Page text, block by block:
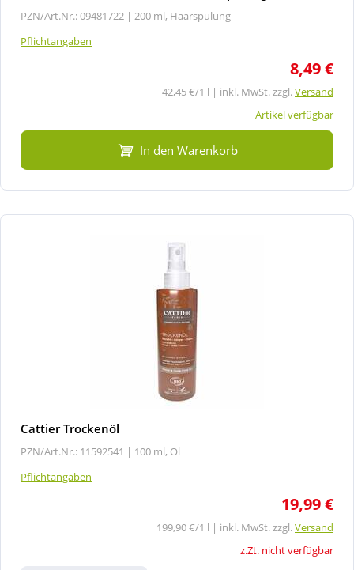
PZN/Art.Nr.: 09481722 | 200 ml, Haarspülung
Pflichtangaben
8,49 €
42,45 €/1 l | inkl. MwSt. zzgl.Versand
Artikel verfügbar
In den Warenkorb
Cattier Trockenöl
PZN/Art.Nr.: 11592541 | 100 ml, Öl
Pflichtangaben
19,99 €
199,90 €/1 l | inkl. MwSt. zzgl.Versand
z.Zt. nicht verfügbar